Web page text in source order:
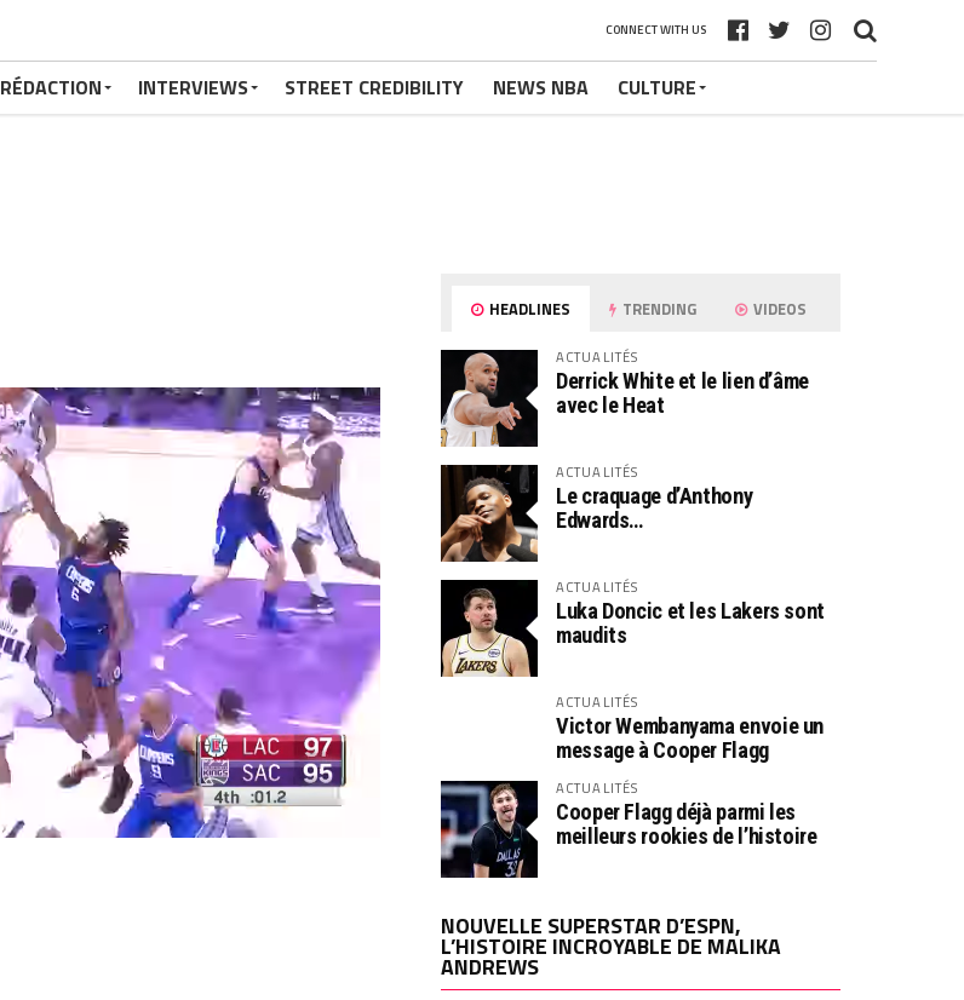
CONNECT WITH US
RÉDACTION INTERVIEWS STREET CREDIBILITY NEWS NBA CULTURE
HEADLINES TRENDING VIDEOS
ACTUALITÉS
Derrick White et le lien d’âme
avec le Heat
ACTUALITÉS
Le craquage d’Anthony
Edwards…
ACTUALITÉS
Luka Doncic et les Lakers sont
maudits
ACTUALITÉS
Victor Wembanyama envoie un
message à Cooper Flagg
ACTUALITÉS
Cooper Flagg déjà parmi les
meilleurs rookies de l’histoire
NOUVELLE SUPERSTAR D’ESPN,
L’HISTOIRE INCROYABLE DE MALIKA
ANDREWS